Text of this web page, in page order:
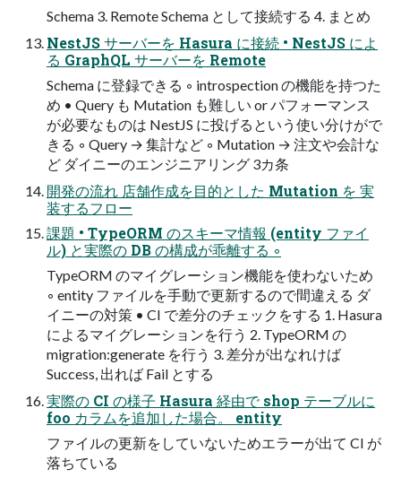
Schema 3. Remote Schema として接続する 4. まとめ
NestJS サーバーを Hasura に接続 • NestJS によ
る GraphQL サーバーを Remote
Schema に登録できる ◦ introspection の機能を持つた
め • Query も Mutation も難しい or パフォーマンス
が必要なものは NestJS に投げるという使い分けがで
きる ◦ Query → 集計など ◦ Mutation → 注文や会計な
ど ダイニーのエンジニアリング 3カ条
開発の流れ 店舗作成を目的とした Mutation を 実
装するフロー
課題 • TypeORM のスキーマ情報 (entity ファイ
ル) と実際の DB の構成が乖離する ◦
TypeORM のマイグレーション機能を使わないため
◦ entity ファイルを手動で更新するので間違える ダ
イニーの対策 • CI で差分のチェックをする 1. Hasura
によるマイグレーションを行う 2. TypeORM の
migration:generate を行う 3. 差分が出なれけば
Success, 出れば Fail とする
実際の CI の様子 Hasura 経由で shop テーブルに
foo カラムを追加した場合。 entity
ファイルの更新をしていないためエラーが出て CI が
落ちている